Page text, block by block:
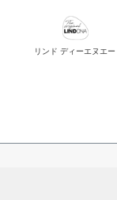
リンド ディーエヌエー